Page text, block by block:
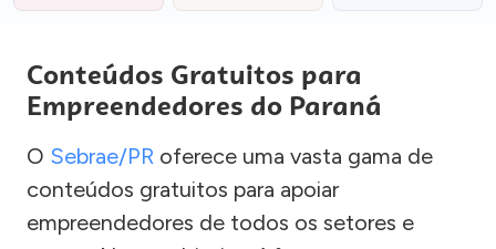
Conteúdos Gratuitos para
Empreendedores do Paraná
O Sebrae/PR oferece uma vasta gama de
conteúdos gratuitos para apoiar
empreendedores de todos os setores e